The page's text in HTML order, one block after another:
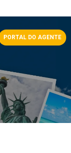
PORTAL DO AGENTE